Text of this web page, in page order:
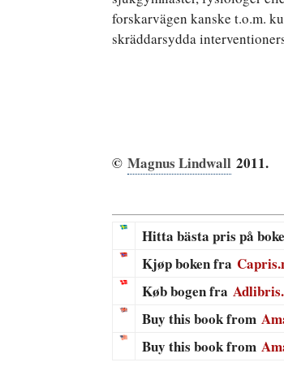
forskarvägen kanske t.o.m.
skräddarsydda
© Magnus Lindwall 2011.
Hitta bästa pris på
Kjøp boken fra
Køb bogen fra
Buy this book from
Buy this book from